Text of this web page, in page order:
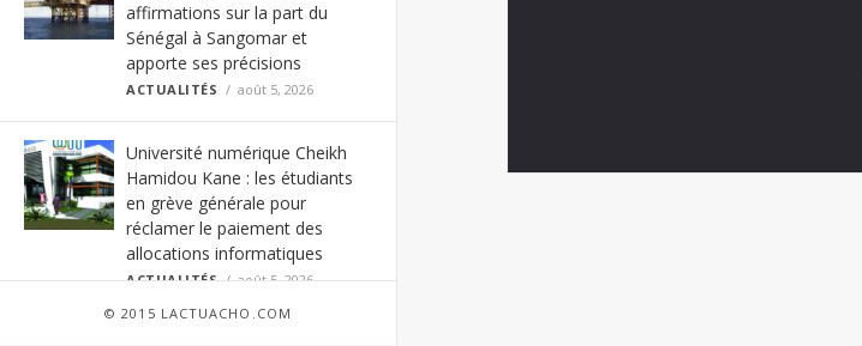
affirmations sur la part du
Sénégal à Sangomar et
apporte ses précisions
ACTUALITÉS août 5, 2026
Université numérique Cheikh
Hamidou Kane : les étudiants
en grève générale pour
réclamer le paiement des
allocations informatiques
ACTUALITÉS août 5, 2026
© 2015 LACTUACHO.COM